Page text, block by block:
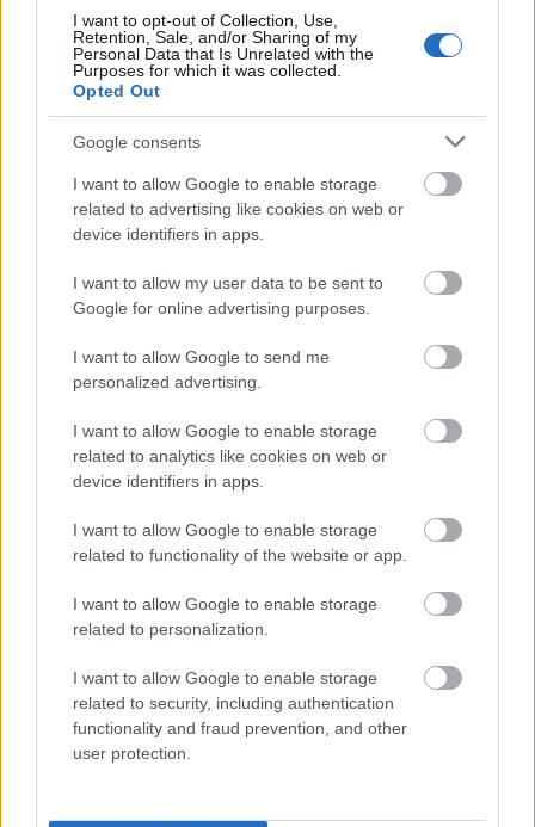
I want to opt-out of Collection, Use,
Retention, Sale, and/or Sharing of my
Personal Data that Is Unrelated with the
Purposes for which it was collected.
Opted Out
Google consents
I want to allow Google to enable storage
related to advertising like cookies on web or
device identifiers in apps.
I want to allow my user data to be sent to
Google for online advertising purposes.
I want to allow Google to send me
personalized advertising.
I want to allow Google to enable storage
related to analytics like cookies on web or
device identifiers in apps.
I want to allow Google to enable storage
related to functionality of the website or app.
I want to allow Google to enable storage
related to personalization.
I want to allow Google to enable storage
related to security, including authentication
functionality and fraud prevention, and other
user protection.
kötik össze Spanyolország és
Franciaország villamosenergia-hálózatát
KIRAKAT
Tető, ami évtizedeken át gondoskodik a családról